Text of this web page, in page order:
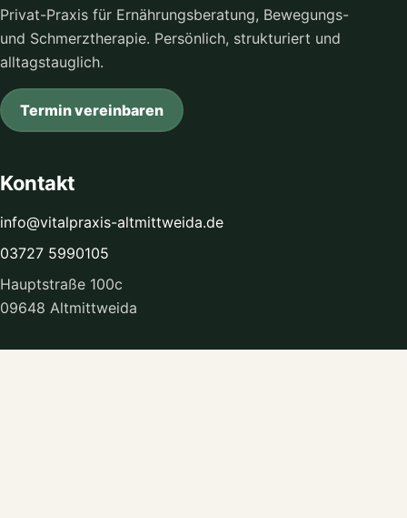
Privat-Praxis für Ernährungsberatung, Bewegungs-
und Schmerztherapie. Persönlich, strukturiert und
alltagstauglich.
Termin vereinbaren
Kontakt
info@vitalpraxis-altmittweida.de
03727 5990105
Hauptstraße 100c
09648 Altmittweida